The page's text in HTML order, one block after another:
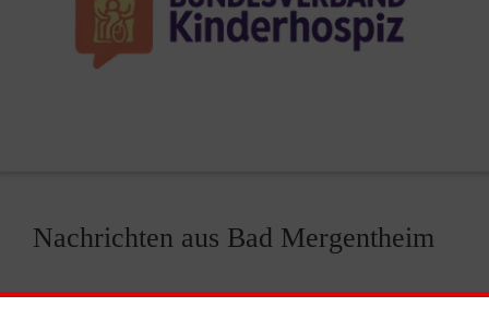
Nachrichten aus Bad Mergentheim